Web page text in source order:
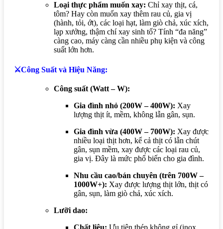
Loại thực phẩm muốn xay: Chỉ xay thịt, cá,
tôm? Hay còn muốn xay thêm rau củ, gia vị
(hành, tỏi, ớt), các loại hạt, làm giò chả, xúc xích,
lạp xưởng, thậm chí xay sinh tố? Tính “đa năng”
càng cao, máy càng cần nhiều phụ kiện và công
suất lớn hơn.
⚔️Công Suất và Hiệu Năng:
Công suất (Watt – W):
Gia đình nhỏ (200W – 400W): Xay
lượng thịt ít, mềm, không lẫn gân, sụn.
Gia đình vừa (400W – 700W): Xay được
nhiều loại thịt hơn, kể cả thịt có lẫn chút
gân, sụn mềm, xay được các loại rau củ,
gia vị. Đây là mức phổ biến cho gia đình.
Nhu cầu cao/bán chuyên (trên 700W –
1000W+): Xay được lượng thịt lớn, thịt có
gân, sụn, làm giò chả, xúc xích.
Lưỡi dao:
Chất liệu: Ưu tiên thép không gỉ (inox